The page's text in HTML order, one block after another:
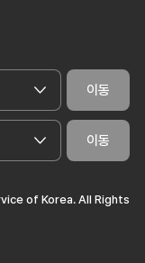
이동
이동
of Korea. All Rights